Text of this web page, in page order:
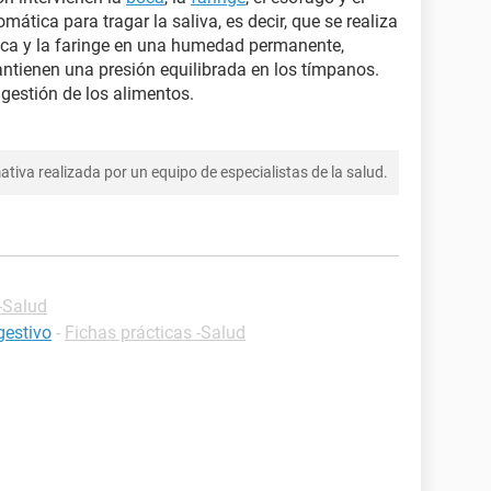
para tragar la saliva, es decir, que se realiza
y la faringe en una humedad permanente,
una presión equilibrada en los tímpanos.
de los alimentos.
realizada por un equipo de especialistas de la salud.
- Fichas prácticas -Salud